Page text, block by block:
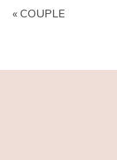
« COUPLE